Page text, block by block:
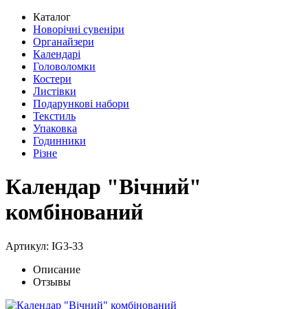
Каталог
Новорічні сувеніри
Органайзери
Календарі
Головоломки
Костери
Листівки
Подарункові набори
Текстиль
Упаковка
Годинники
Різне
Календар "Вічний"
комбінований
Артикул: IG3-33
Описание
Отзывы